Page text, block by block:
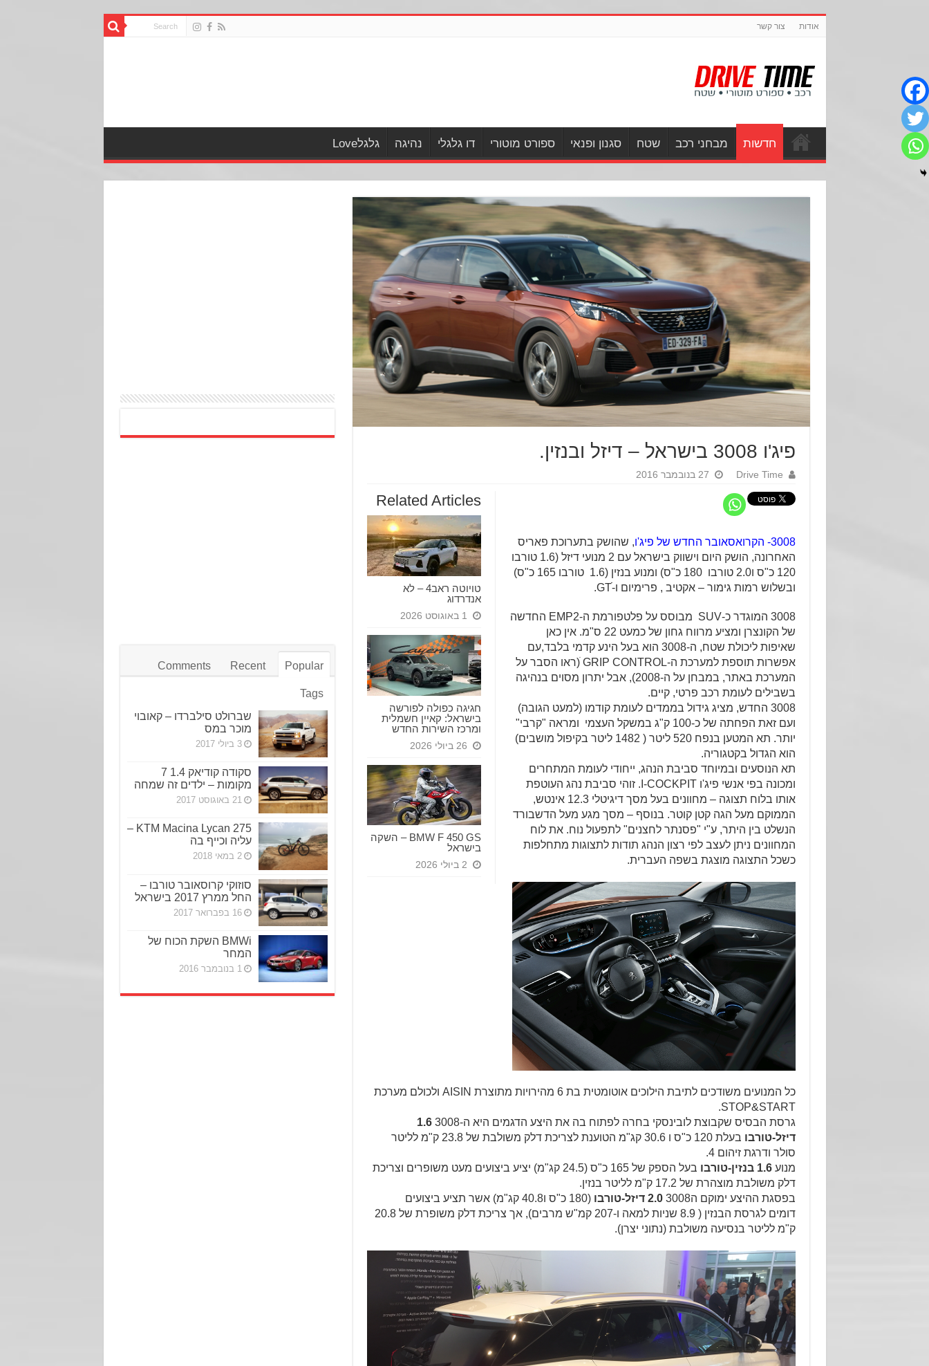
אודות צור קשר
חדשות מבחני רכב שטח סגנון ופנאי ספורט מוטורי דו גלגלי נהיגה גלגלLove
פיג'ו 3008 בישראל – דיזל ובנזין.
Drive Time 27 בנובמבר 2016
Related Articles
טויוטה ראב4 – לא
אנדרדוג
1 באוגוסט 2026
חגיגה כפולה לפורשה
בישראל: קאיין חשמלית
ומרכז השירות החדש
26 ביולי 2026
BMW F 450 GS – השקה
בישראל
2 ביולי 2026
3008- הקרואסאובר החדש של פיג'ו
, שהושק בתערוכת פאריס
האחרונה, הושק היום וישווק בישראל עם 2 מנועי דיזל (1.6 טורבו
120 כ"ס ו2.0 טורבו 180 כ"ס) ומנוע בנזין (1.6 טורבו 165 כ"ס)
ובשלוש רמות גימור – אקטיב , פרימיום ו-GTׂׂ.
3008 המוגדר כ-SUV מבוסס על פלטפורמת ה-EMP2 החדשה
של הקונצרן ומציע מרווח גחון של כמעט 22 ס"מ. אין כאן
שאיפות ליכולת שטח, ה-3008 הוא בעל הינע קדמי בלבד,עם
אפשרות תוספת למערכת ה-GRIP CONTROL ׁ(ראו הסבר על
המערכת באתר, במבחן על ה-2008), אבל יתרון מסוים בנהיגה
בשבילים לעומת רכב פרטי, קיים.
3008 החדש, מציג גידול בממדים לעומת קודמו (למעט הגובה)
ועם זאת הפחתה של כ-100 ק"ג במשקל העצמי ומראה "קרבי"
יותר. תא המטען בנפח 520 ליטר ( 1482 ליטר בקיפול מושבים)
הוא הגדול בקטגוריה.
תא הנוסעים ובמיוחד סביבת הנהג, ייחודי לעומת המתחרים
ומכונה בפי אנשי פיג'ו I-COCKPIT. זוהי סביבת נהג העוטפת
אותו בלוח תצוגה – מחוונים בעל מסך דיגיטלי 12.3 אינטש,
הממוקם מעל הגה קטן קוטר. בנוסף – מסך מגע מעל הדשבורד
הנשלט בין היתר, ע"י "פסנתר לחצנים" לתפעול נוח. את לוח
המחוונים ניתן לעצב לפי רצון הנהג תודות לתצוגות מתחלפות
כשכל התצוגה מוצגת בשפה העברית.
כל המנועים משודכים לתיבת הילוכים אוטומטית בת 6 מהירויות מתוצרת AISIN ולכולם מערכת
STOP&START.
גרסת הבסיס שקבוצת לובינסקי בחרה לפתוח בה את היצע הדגמים היא ה-3008
1.6
דיזל-טורבו
בעלת 120 כ"ס ו 30.6 קג"מ הטוענת לצריכת דלק משולבת של 23.8 ק"מ לליטר
סולר ודרגת זיהום 4.
מנוע1.6 בנזין-טורבו
בעל הספק של 165 כ"ס (24.5 קג"מ) יציע ביצועים מעט משופרים וצריכת
דלק משולבת מוצהרת של 17.2 ק"מ לליטר בנזין.
בפסגת ההיצע ימוקם ה3008
2.0 דיזל-טורבו
(180 כ"ס ו40.8 קג"מ) אשר תציע ביצועים
דומים לגרסת הבנזין ( 8.9 שניות למאה ו-207 קמ"ש מרבים), אך צריכת דלק משופרת של 20.8
ק"מ לליטר בנסיעה משולבת (נתוני יצרן).
Popular
Recent
Comments
Tags
שברולט סילברדו – קאובוי
מוכר במס
3 ביולי 2017
סקודה קודיאק 1.4 7
מקומות – ילדים זה שמחה
21 באוגוסט 2017
KTM Macina Lycan 275 –
עליה וכייף בה
2 במאי 2018
סוזוקי קרוסאובר טורבו –
החל ממרץ 2017 בישראל
16 בפברואר 2017
BMWi השקת הכוח של
המחר
1 בנובמבר 2016